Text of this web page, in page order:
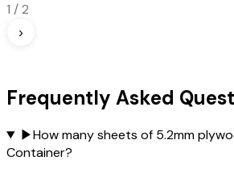
1 /2
›
Frequently Asked
▶How many sheets of 5.2mm
Container?